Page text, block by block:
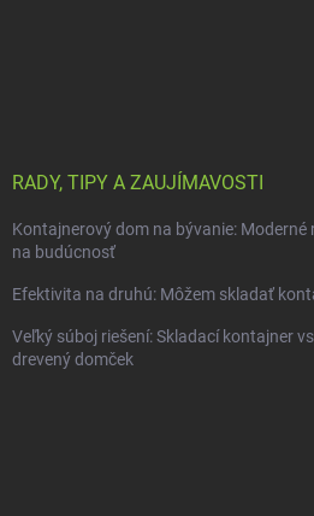
RADY, TIPY A ZAUJÍMAVOSTI
Kontajnerový dom na bývanie: Moderné
na budúcnosť
Efektivita na druhú: Môžem skladať
Veľký súboj riešení: Skladací kontajner
drevený domček